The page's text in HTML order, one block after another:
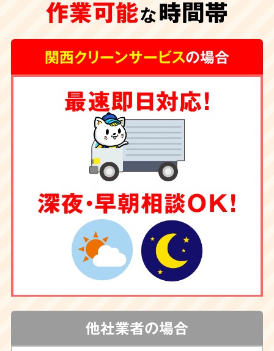
作業可能な時間帯
関西クリーンサービスの場合
最速即日対応！
深夜・早朝相談OK！
他社業者の場合